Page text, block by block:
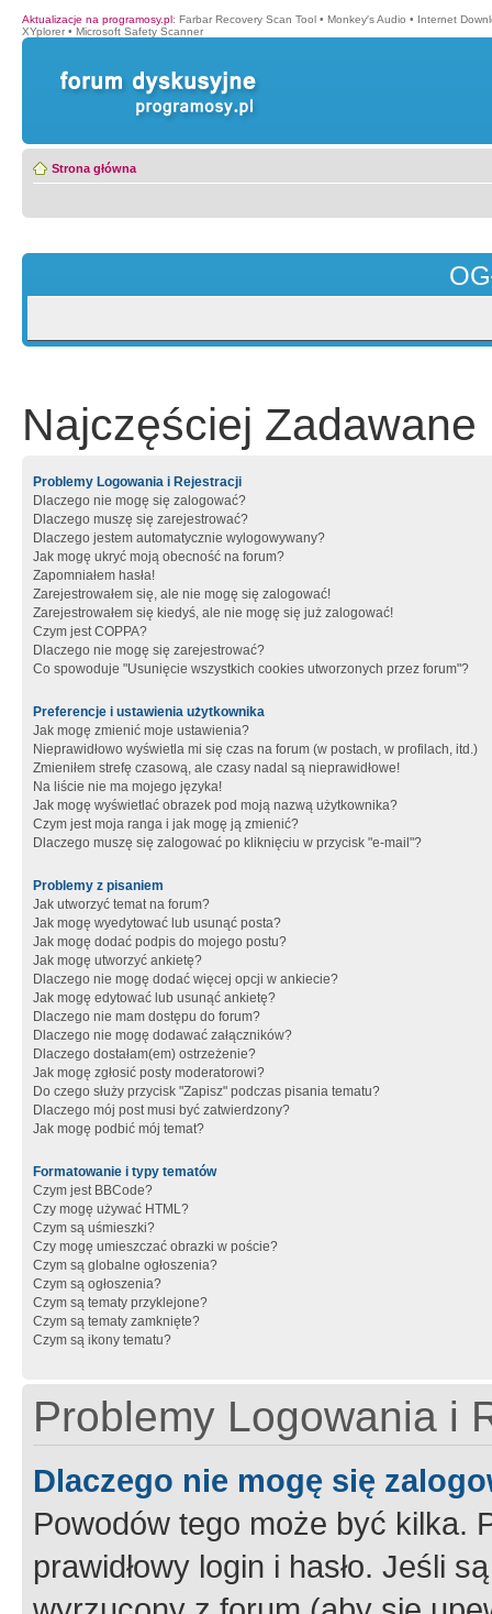
Aktualizacje na programosy.pl: Farbar Recovery Scan Tool • Monkey′s Audio • Internet
XYplorer • Microsoft Safety Scanner
Strona główna
Najczęściej Zadawane
Problemy Logowania i Rejestracji
Dlaczego nie mogę się zalogować?
Dlaczego muszę się zarejestrować?
Dlaczego jestem automatycznie wylogowywany?
Jak mogę ukryć moją obecność na forum?
Zapomniałem hasła!
Zarejestrowałem się, ale nie mogę się zalogować!
Zarejestrowałem się kiedyś, ale nie mogę się już zalogować!
Czym jest COPPA?
Dlaczego nie mogę się zarejestrować?
Co spowoduje "Usunięcie wszystkich cookies utworzonych przez forum"?
Preferencje i ustawienia użytkownika
Jak mogę zmienić moje ustawienia?
Nieprawidłowo wyświetla mi się czas na forum (w postach, w profilach, itd.)
Zmieniłem strefę czasową, ale czasy nadal są nieprawidłowe!
Na liście nie ma mojego języka!
Jak mogę wyświetlać obrazek pod moją nazwą użytkownika?
Czym jest moja ranga i jak mogę ją zmienić?
Dlaczego muszę się zalogować po kliknięciu w przycisk "e-mail"?
Problemy z pisaniem
Jak utworzyć temat na forum?
Jak mogę wyedytować lub usunąć posta?
Jak mogę dodać podpis do mojego postu?
Jak mogę utworzyć ankietę?
Dlaczego nie mogę dodać więcej opcji w ankiecie?
Jak mogę edytować lub usunąć ankietę?
Dlaczego nie mam dostępu do forum?
Dlaczego nie mogę dodawać załączników?
Dlaczego dostałam(em) ostrzeżenie?
Jak mogę zgłosić posty moderatorowi?
Do czego służy przycisk "Zapisz" podczas pisania tematu?
Dlaczego mój post musi być zatwierdzony?
Jak mogę podbić mój temat?
Formatowanie i typy tematów
Czym jest BBCode?
Czy mogę używać HTML?
Czym są uśmieszki?
Czy mogę umieszczać obrazki w poście?
Czym są globalne ogłoszenia?
Czym są ogłoszenia?
Czym są tematy przyklejone?
Czym są tematy zamknięte?
Czym są ikony tematu?
Problemy Logowania i
Dlaczego nie mogę się
Powodów tego może być kilka.
prawidłowy login i hasło. Jeśli